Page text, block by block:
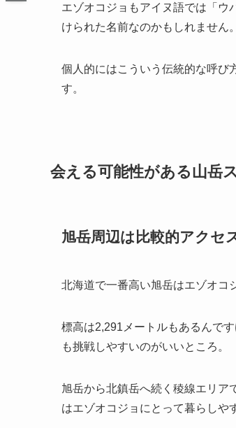
エゾオコジョもアイヌ語では「ウ
けられた名前なのかもしれません。
個人的にはこういう伝統的な呼び
す。
会える可能性がある山岳
旭岳周辺は比較的アクセ
北海道で一番高い旭岳はエゾオコ
標高は2,291メートルもあるんで
も挑戦しやすいのがいいところ。
旭岳から北鎮岳へ続く稜線エリア
はエゾオコジョにとって暮らしや